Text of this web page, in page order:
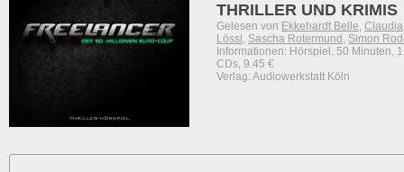
THRILLER UND KRIMIS
Gelesen von Ekkehardt Belle, Claudia
Lössl , Sascha Rotermund , Simon
Informationen: Hörspiel, 50 Minuten, 1
CDs, 9.45 €
Verlag: Audiowerkstatt Köln